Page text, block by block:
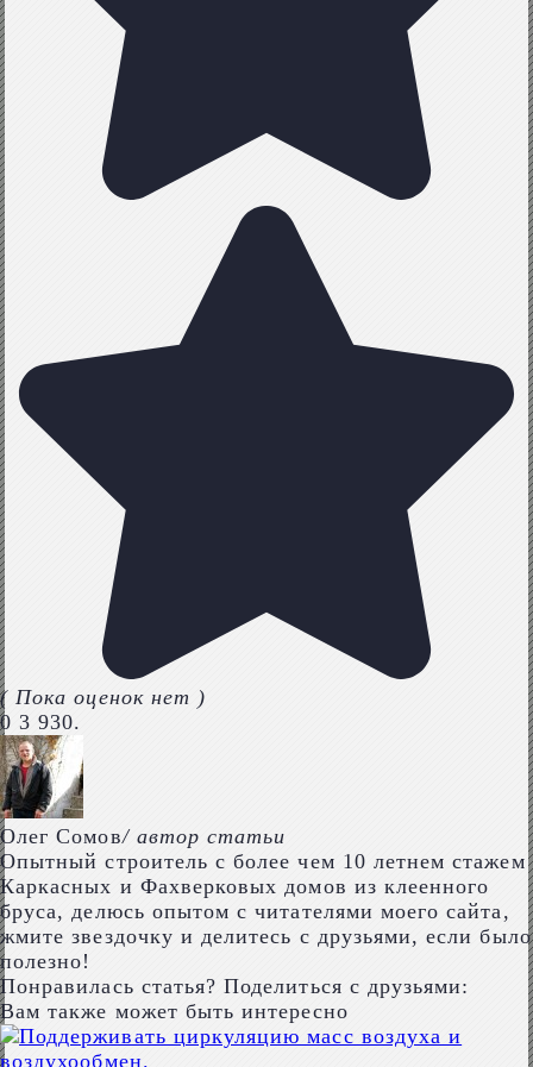
( Пока оценок нет )
0 3 930.
Олег Сомов/ автор статьи
Опытный строитель с более чем 10 летнем стажем
Каркасных и Фахверковых домов из клеенного
бруса, делюсь опытом с читателями моего сайта,
жмите звездочку и делитесь с друзьями, если было
полезно!
Понравилась статья? Поделиться с друзьями:
Вам также может быть интересно